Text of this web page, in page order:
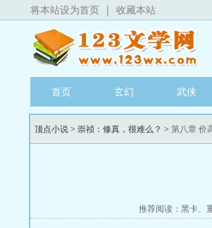
将本站设为首页 | 收藏本站
首页 玄幻 武侠
顶点小说> 崇祯：修真，很难么？ > 第八章 价
推荐阅读： 黑卡、